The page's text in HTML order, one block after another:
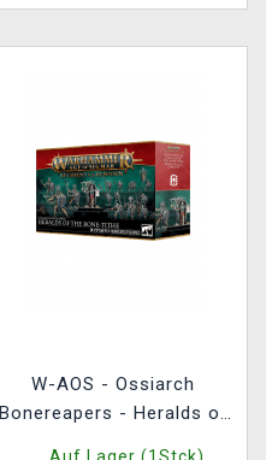
W-AOS - Ossiarch
Bonereapers - Heralds of